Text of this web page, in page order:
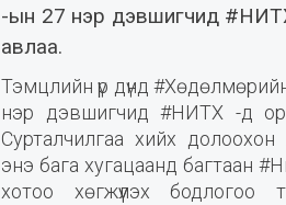
-ын 27 нэр дэвшигчид
авлаа.
Тэмцлийн үр дүнд
нэр дэвшигчид #НИТХ -д
Сурталчилгаа хийх долоохон
энэ бага хугацаанд багтаан
хотоо хөгжүүлэх бодлогоо